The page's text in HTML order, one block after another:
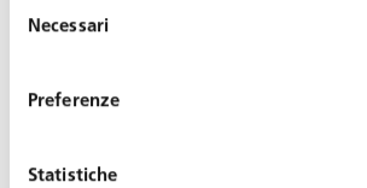
delNecessari
Preferenze
Statistiche
Laboris, la più grande Alleanza al mondo
nel 2001.